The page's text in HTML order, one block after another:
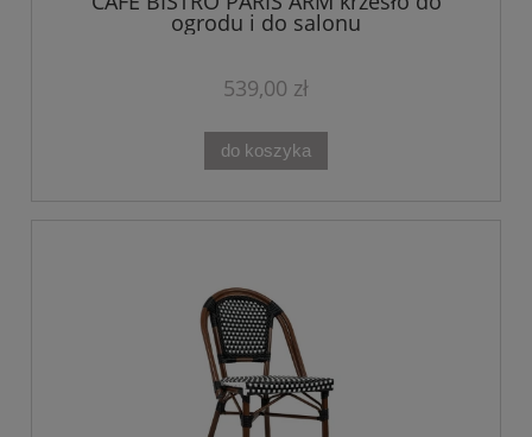
ogrodu i do salonu
539,00 zł
do koszyka